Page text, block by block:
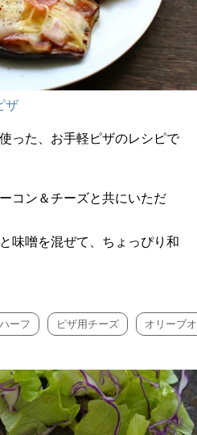
ザ
った、お手軽ピザのレシピで
コン＆チーズと共にいただ
味噌を混ぜて、ちょっぴり和
ーフ ピザ用チーズ オリーブ